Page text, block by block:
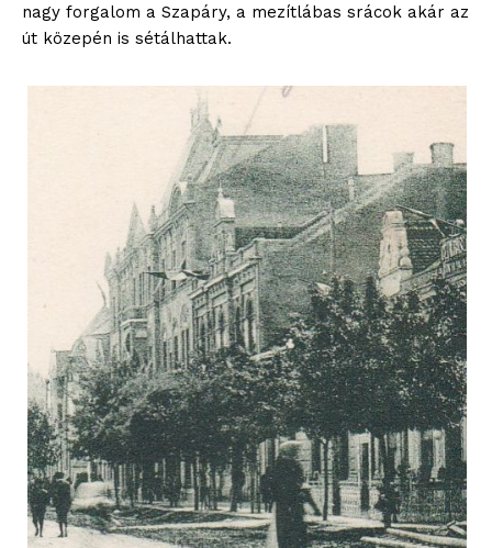
nagy forgalom a Szapáry, a mezítlábas srácok akár az
út közepén is sétálhattak.